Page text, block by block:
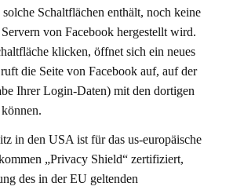
Schaltflächen enthält, noch keine
von Facebook hergestellt wird.
klicken, öffnet sich ein neues
die Seite von Facebook auf, auf der
Ihrer Login-Daten) mit den dortigen
in den USA ist für das us-europäische
„Privacy Shield“ zertifiziert,
des in der EU geltenden